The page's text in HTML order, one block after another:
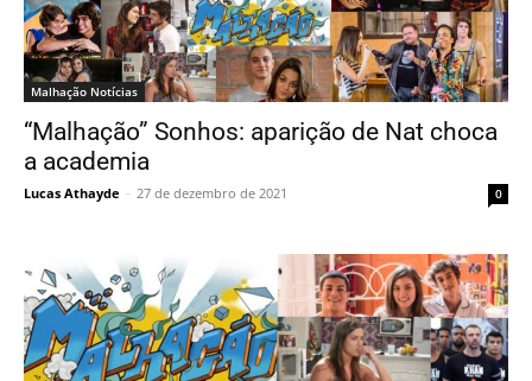
Malhação Notícias
“Malhação” Sonhos: aparição de Nat choca
a academia
Lucas Athayde - 27 de dezembro de 2021 0